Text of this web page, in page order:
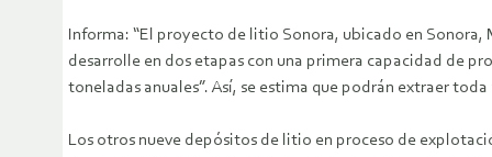
Informa: “El proyecto de litio Sonora, ubicado en
desarrolle en dos etapas con una primera capacidad de
toneladas anuales”. Así, se estima que podrán extraer
Los otros nueve depósitos de litio en proceso de